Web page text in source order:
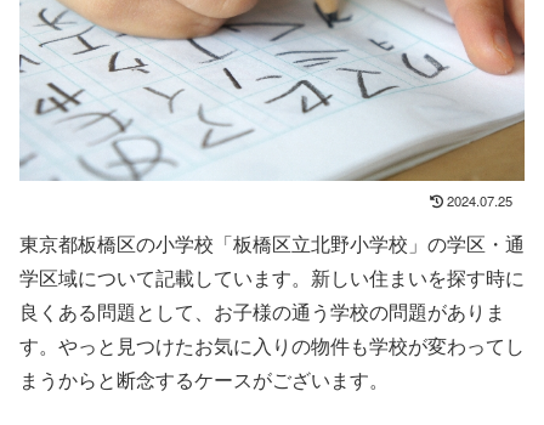
2024.07.25
東京都板橋区の小学校「板橋区立北野小学校」の学区・通
学区域について記載しています。新しい住まいを探す時に
良くある問題として、お子様の通う学校の問題がありま
す。やっと見つけたお気に入りの物件も学校が変わってし
まうからと断念するケースがございます。